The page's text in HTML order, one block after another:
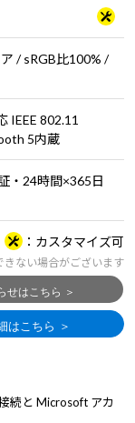
/ sRGB比100% /
IEEE 802.11
5内蔵
・24時間×365日
カスタマイズ可
ない場合がございます
続と Microsoft アカ